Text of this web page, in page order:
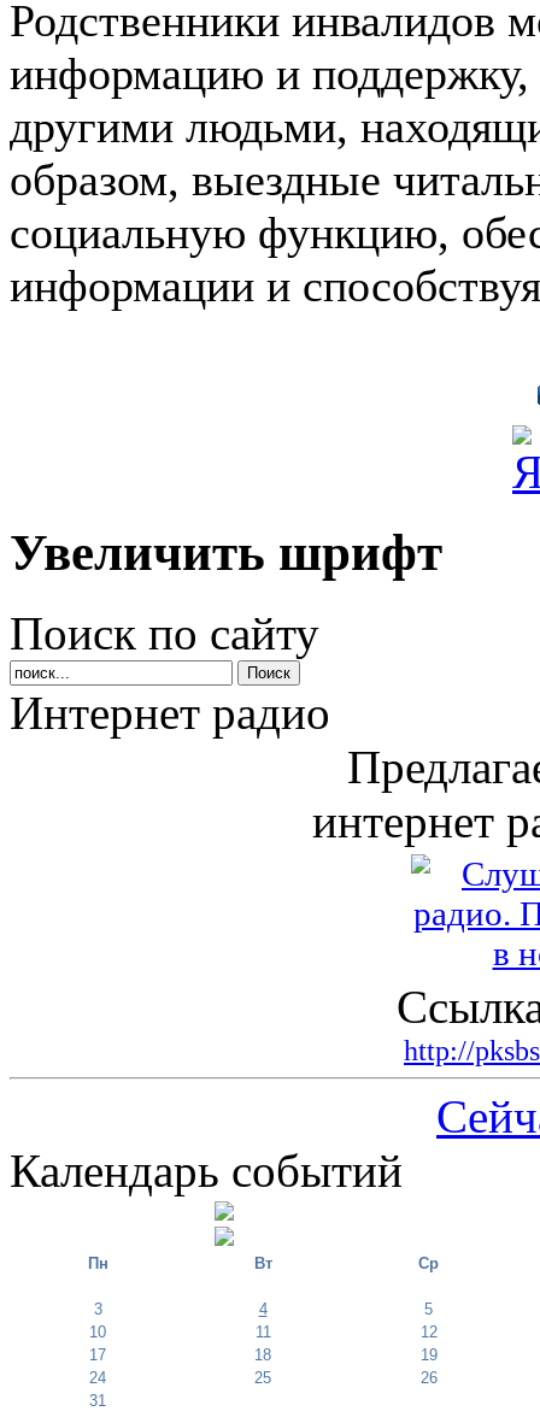
Родственники инвалидов
информацию и поддержку,
другими людьми,
образом, выездные
социальную функцию,
информации и
Увеличить шрифт
Поиск по сайту
Интернет радио
интернет
http://
Календарь событий
Пн Вт Ср
3 4
5
10
11
12
17
18
19
24
25
26
31